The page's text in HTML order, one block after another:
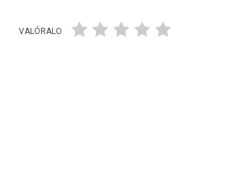
VALÓRALO